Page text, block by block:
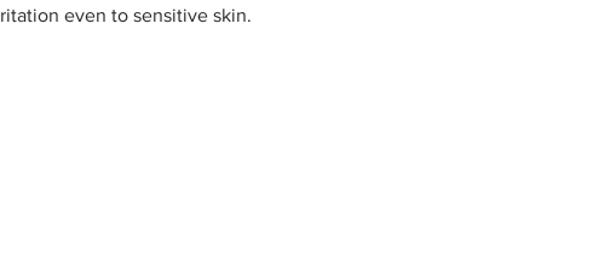
even to sensitive skin.